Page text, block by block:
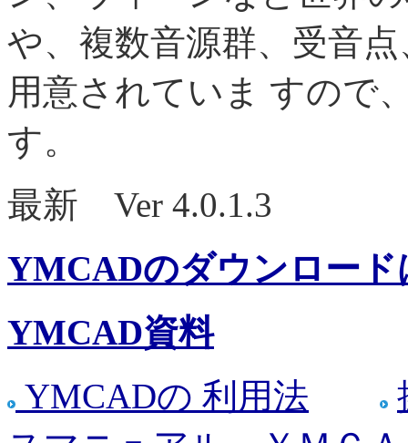
や、複数音源群、受音
用意されていま すので
す。
最新 Ver 4.0.1.3
YMCADのダウンロード
YMCAD資料
YMCADの 利用法